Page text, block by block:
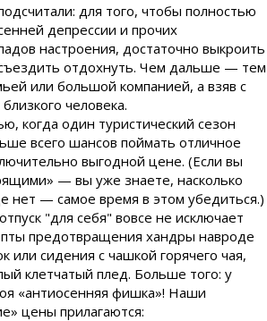
для того, чтобы полностью
депрессии и прочих
настроения, достаточно выкроить
отдохнуть. Чем дальше — тем
или большой компанией, а взяв с
человека.
когда один туристический сезон
всего шансов поймать отличное
выгодной цене. (Если вы
— вы уже знаете, насколько
нет — самое время в этом убедиться.)
"для себя" вовсе не исключает
предотвращения хандры навроде
или сидения с чашкой горячего чая,
клетчатый плед. Больше того: у
«антиосенняя фишка»! Наши
цены прилагаются: